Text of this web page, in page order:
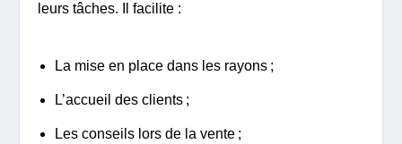
leurs tâches. Il facilite :
La mise en place dans les rayons ;
L’accueil des clients ;
Les conseils lors de la vente ;